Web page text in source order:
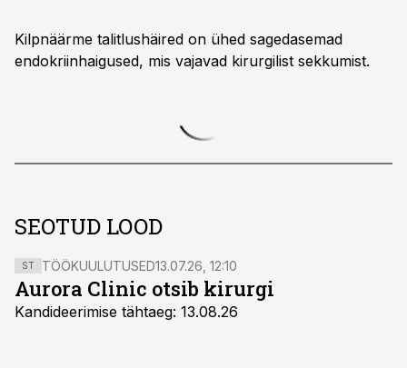
Kilpnäärme talitlushäired on ühed sagedasemad
endokriinhaigused, mis vajavad kirurgilist sekkumist.
SEOTUD LOOD
ST TÖÖKUULUTUSED13.07.26, 12:10
Aurora Clinic otsib kirurgi
Kandideerimise tähtaeg: 13.08.26